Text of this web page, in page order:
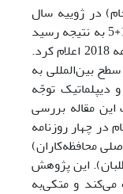
در ژوییه سال
2015 بین جمهوری‌اسلامی ایران و گروه 1+5 به نتیجه رسید
اما امریکا خروج خود را از این توافق در مه 2018 اعلام کرد.
بین‌المللی به
دیپلماتیک توجّه
مقاله بررسی
در چهار روزنامه
محافظه‌کاران)
این پژوهش
می‌کند و متکی‌به